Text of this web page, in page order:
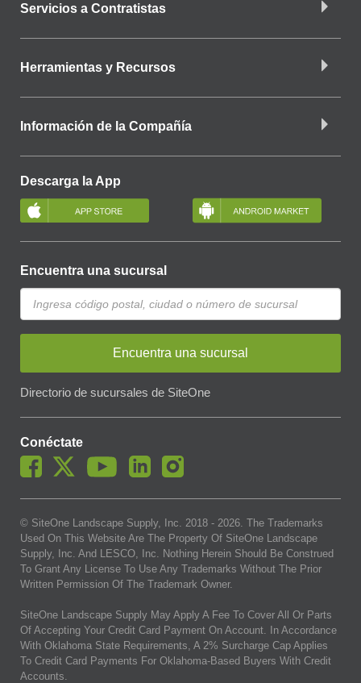
Servicios a Contratistas
Herramientas y Recursos
Información de la Compañía
Descarga la App
Encuentra una sucursal
Encuentra una sucursal
Directorio de sucursales de SiteOne
Conéctate
© SiteOne Landscape Supply, Inc. 2018 - 2026 . The Trademarks
Used On This Website Are The Property Of SiteOne Landscape
Supply, Inc. And LESCO, Inc. Nothing Herein Should Be Construed
To Grant Any License To Use Any Trademarks Without The Prior
Written Permission Of The Trademark Owner.
SiteOne Landscape Supply May Apply A Fee To Cover All Or Parts
Of Accepting Your Credit Card Payment On Account. In Accordance
With Oklahoma State Requirements, A 2% Surcharge Cap Applies
To Credit Card Payments For Oklahoma-Based Buyers With Credit
Accounts.